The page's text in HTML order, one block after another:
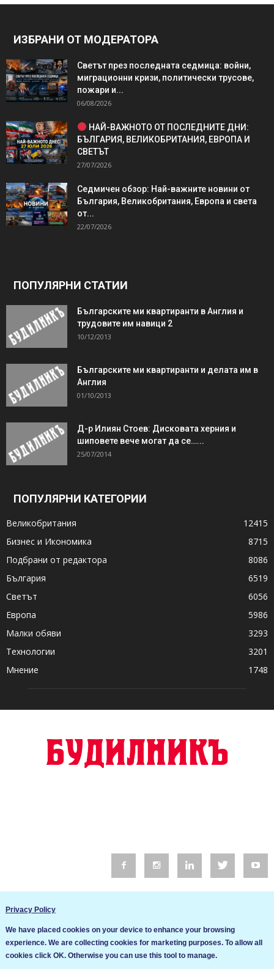
ИЗБРАНИ ОТ МОДЕРАТОРА
Светът през последната седмица: войни,
миграционни кризи, политически трусове,
пожари и...
06/08/2026
НАЙ-ВАЖНОТО ОТ ПОСЛЕДНИТЕ ДНИ:
БЪЛГАРИЯ, ВЕЛИКОБРИТАНИЯ, ЕВРОПА И
СВЕТЪТ
27/07/2026
Седмичен обзор: Най-важните новини от
България, Великобритания, Европа и света
от...
22/07/2026
ПОПУЛЯРНИ СТАТИИ
Българските ми квартиранти в Англия и
трудовите им навици 2
10/12/2013
Българските ми квартиранти и делата им в
Англия
01/10/2013
Д-р Илиян Стоев: Дисковата херния и
шиповете вече могат да се…...
25/07/2014
ПОПУЛЯРНИ КАТЕГОРИИ
Великобритания
12415
Бизнес и Икономика
8715
Подбрани от редактора
8086
България
6519
Светът
6056
Европа
5986
Малки обяви
3293
Технологии
3201
Мнение
1748
Общи условия
Privacy Policy
We have placed cookies on your device to enhance your browsing
experience. We are collecting cookies for marketing purposes. To allow all
cookies click OK. Otherwise you can use this tool to manage.
Ние използваме бисквитки за да подобрим услугите си. Ако
продължите да посещавате този сайт, ние приемаме, че се